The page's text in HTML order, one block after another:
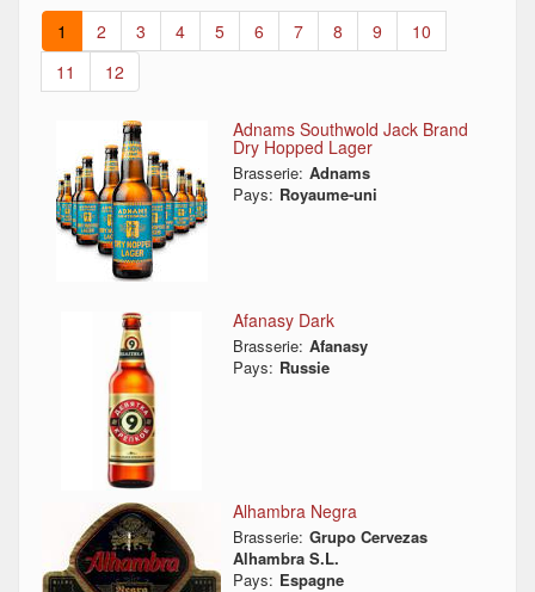
1 2 3 4 5 6 7 8 9
10
11
12
Adnams Southwold Jack Brand
Dry Hopped Lager
Brasserie: Adnams
Pays: Royaume-uni
Afanasy Dark
Brasserie: Afanasy
Pays: Russie
Alhambra Negra
Brasserie: Grupo Cervezas
Alhambra S.L.
Pays: Espagne